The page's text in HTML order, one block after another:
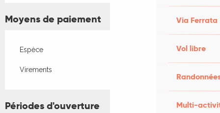
Via Ferrata
Vol libre
Multi-
Moyens de paiement
Espèce
Virements
Périodes d'ouverture